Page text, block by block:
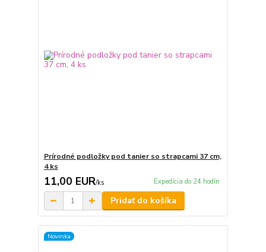
Prírodné podložky pod tanier so strapcami 37 cm,
4 ks
11,00 EUR/ks Expedícia do 24 hodín
Pridať do košíka
Novinka